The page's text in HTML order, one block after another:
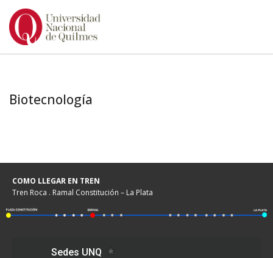
Ir
Biotecnología
COMO LLEGAR EN TREN
Tren Roca . Ramal Constitución – La Plata